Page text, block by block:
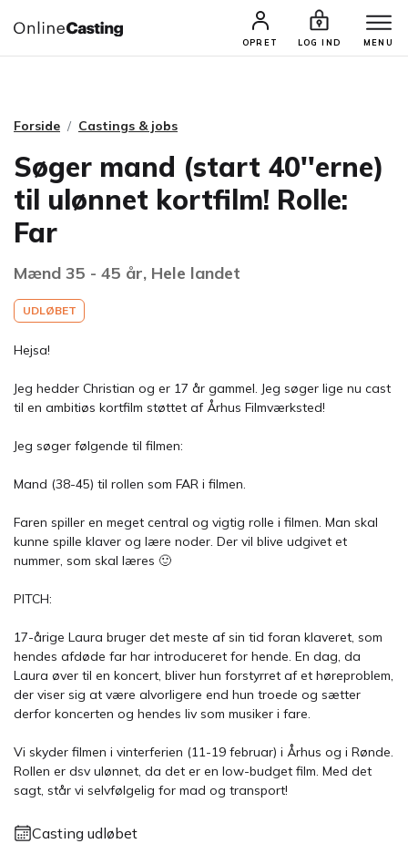
OPRET LOG IND MENU
CASTINGS & JOBS SØG PROFIL
Forside Castings & jobs
Søger mand (start 40''erne)
til ulønnet kortfilm! Rolle:
Far
Mænd 35 - 45 år, Hele landet
UDLØBET
Hejsa!
Jeg hedder Christian og er 17 år gammel. Jeg søger lige nu cast
til en ambitiøs kortfilm støttet af Århus Filmværksted!
Jeg søger følgende til filmen:
Mand (38-45) til rollen som FAR i filmen.
Faren spiller en meget central og vigtig rolle i filmen. Man skal
kunne spille klaver og lære noder. Der vil blive udgivet et
nummer, som skal læres 🙂
PITCH:
17-årige Laura bruger det meste af sin tid foran klaveret, som
hendes afdøde far har introduceret for hende. En dag, da
Laura øver til en koncert, bliver hun forstyrret af et høreproblem,
der viser sig at være alvorligere end hun troede og sætter
derfor koncerten og hendes liv som musiker i fare.
Vi skyder filmen i vinterferien (11-19 februar) i Århus og i Rønde.
Rollen er dsv ulønnet, da det er en low-budget film. Med det
sagt, står vi selvfølgelig for mad og transport!
Casting udløbet